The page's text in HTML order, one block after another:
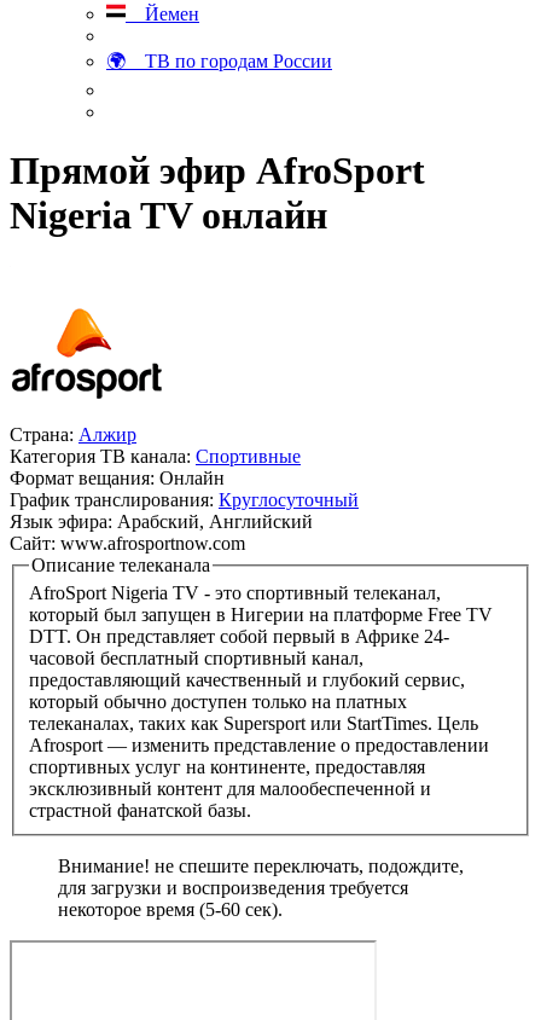
Йемен
🌍 ТВ по городам России
Прямой эфир AfroSport
Nigeria TV онлайн
Страна: Алжир
Категория ТВ канала: Спортивные
Формат вещания: Онлайн
График транслирования: Круглосуточный
Язык эфира: Арабский, Английский
Сайт: www.afrosportnow.com
Описание телеканала
AfroSport Nigeria TV - это спортивный телеканал,
который был запущен в Нигерии на платформе Free TV
DTT. Он представляет собой первый в Африке 24-
часовой бесплатный спортивный канал,
предоставляющий качественный и глубокий сервис,
который обычно доступен только на платных
телеканалах, таких как Supersport или StartTimes. Цель
Afrosport — изменить представление о предоставлении
спортивных услуг на континенте, предоставляя
эксклюзивный контент для малообеспеченной и
страстной фанатской базы.
Внимание! не спешите переключать, подождите,
для загрузки и воспроизведения требуется
некоторое время (5-60 сек).